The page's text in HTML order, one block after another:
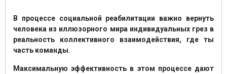
В процессе социальной реабилитации важно вернуть
человека из иллюзорного мира индивидуальных грез в
реальность коллективного взаимодействия, где ты
часть команды.
Максимальную эффективность в этом процессе дают